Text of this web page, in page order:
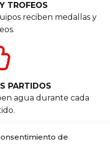
de
TROFEOS
reciben medallas y
PARTIDOS
agua durante cada